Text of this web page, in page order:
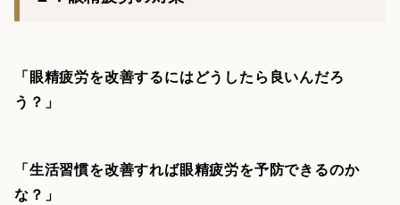
「眼精疲労を改善するにはどうしたら良いんだろ
う？」
「生活習慣を改善すれば眼精疲労を予防できるのか
な？」